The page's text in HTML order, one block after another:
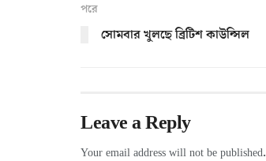
পরে
সোমবার খুলছে ব্রিটিশ কাউন্সিল
Leave a Reply
Your email address will not be published.